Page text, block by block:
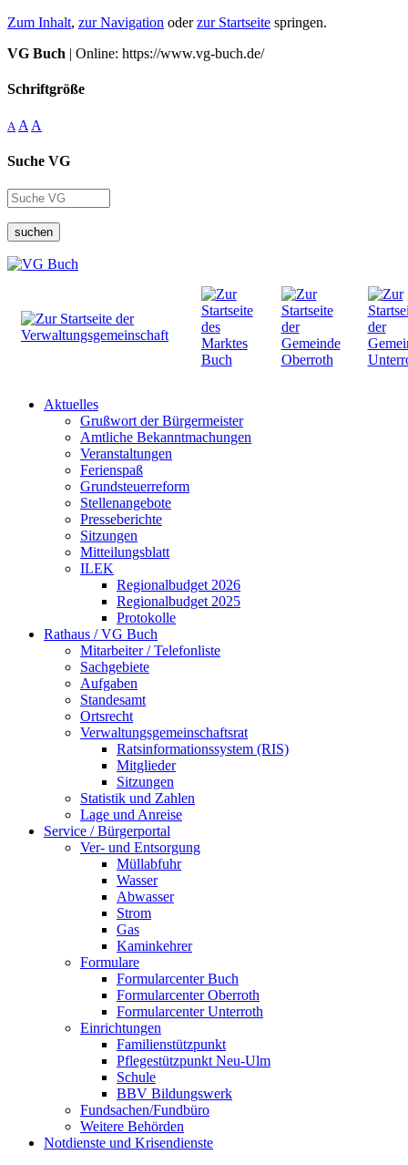
Zum Inhalt, zur Navigation oderzur Startseite springen.
VG Buch | Online: https://www.vg-buch.de/
Schriftgröße
A A A
Suche VG
suchen
Aktuelles
Grußwort der Bürgermeister
Amtliche Bekanntmachungen
Veranstaltungen
Ferienspaß
Grundsteuerreform
Stellenangebote
Presseberichte
Sitzungen
Mitteilungsblatt
ILEK
Regionalbudget 2026
Regionalbudget 2025
Protokolle
Rathaus / VG Buch
Mitarbeiter / Telefonliste
Sachgebiete
Aufgaben
Standesamt
Ortsrecht
Verwaltungsgemeinschaftsrat
Ratsinformationssystem (RIS)
Mitglieder
Sitzungen
Statistik und Zahlen
Lage und Anreise
Service / Bürgerportal
Ver- und Entsorgung
Müllabfuhr
Wasser
Abwasser
Strom
Gas
Kaminkehrer
Formulare
Formularcenter Buch
Formularcenter Oberroth
Formularcenter Unterroth
Einrichtungen
Familienstützpunkt
Pflegestützpunkt Neu-Ulm
Schule
BBV Bildungswerk
Fundsachen/Fundbüro
Weitere Behörden
Notdienste und Krisendienste